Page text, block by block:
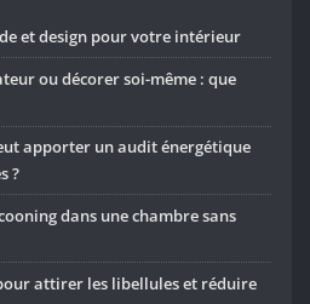
et design pour votre intérieur
ou décorer soi-même : que
apporter un audit énergétique
?
dans une chambre sans
attirer les libellules et réduire